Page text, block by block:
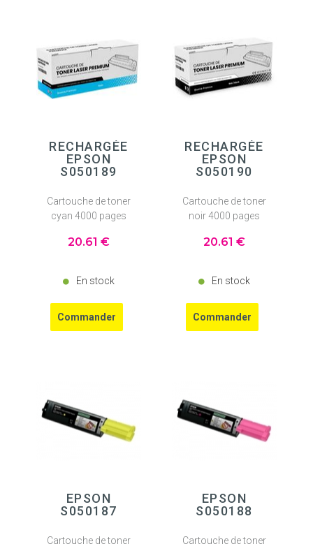
RECHARGÉE
EPSON
S050189
Cartouche de toner
cyan 4000 pages
20.61 €
En stock
RECHARGÉE
EPSON
S050190
Cartouche de toner
noir 4000 pages
20.61 €
En stock
EPSON
S050187
Cartouche de toner
EPSON
S050188
Cartouche de toner